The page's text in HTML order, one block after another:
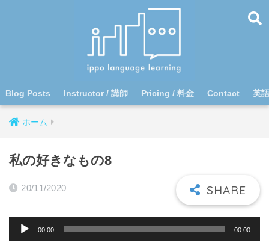
Blog Posts Instructor / 講師 Pricing / 料金 Contact 英
ホーム
私の好きなもの8
20/11/2020
00:00 00:00